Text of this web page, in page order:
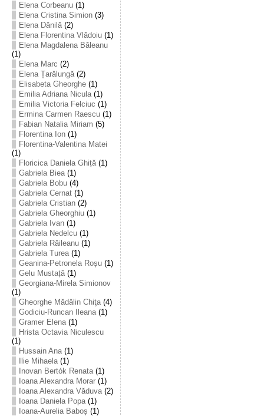
Elena Corbeanu(1)
Elena Cristina Simion(3)
Elena Dănilă(2)
Elena Florentina Vlădoiu(1)
Elena Magdalena Băleanu
(1)
Elena Marc (2)
Elena Țarălungă(2)
Elisabeta Gheorghe(1)
Emilia Adriana Nicula(1)
Emilia Victoria Felciuc (1)
Ermina Carmen Raescu(1)
Fabian Natalia Miriam (5)
Florentina Ion(1)
Florentina-Valentina Matei
(1)
Floricica Daniela Ghiță(1)
Gabriela Biea(1)
Gabriela Bobu(4)
Gabriela Cernat(1)
Gabriela Cristian(2)
Gabriela Gheorghiu(1)
Gabriela Ivan(1)
Gabriela Nedelcu(1)
Gabriela Răileanu(1)
Gabriela Turea(1)
Geanina-Petronela Roșu(1)
Gelu Mustață(1)
Georgiana-Mirela Simionov
(1)
Gheorghe Mădălin Chiţa(4)
Godiciu-Runcan Ileana(1)
Gramer Elena(1)
Hrista Octavia Niculescu
(1)
Hussain Ana(1)
Ilie Mihaela(1)
Inovan Bertók Renata(1)
Ioana Alexandra Morar(1)
Ioana Alexandra Văduva(2)
Ioana Daniela Popa(1)
Ioana-Aurelia Baboș (1)